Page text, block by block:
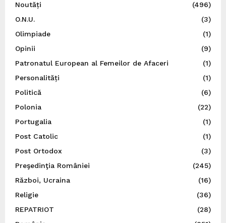
Noutăți
(496)
O.N.U.
(3)
Olimpiade
(1)
Opinii
(9)
Patronatul European al Femeilor de Afaceri
(1)
Personalități
(1)
Politică
(6)
Polonia
(22)
Portugalia
(1)
Post Catolic
(1)
Post Ortodox
(3)
Preşedinţia României
(245)
Război, Ucraina
(16)
Religie
(36)
REPATRIOT
(28)